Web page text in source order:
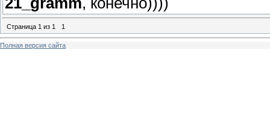
Страница 1 из 1 1
Полная версия сайта